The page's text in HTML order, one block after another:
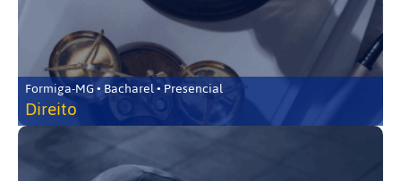
Formiga-MG • Bacharel • Presencial
Direito